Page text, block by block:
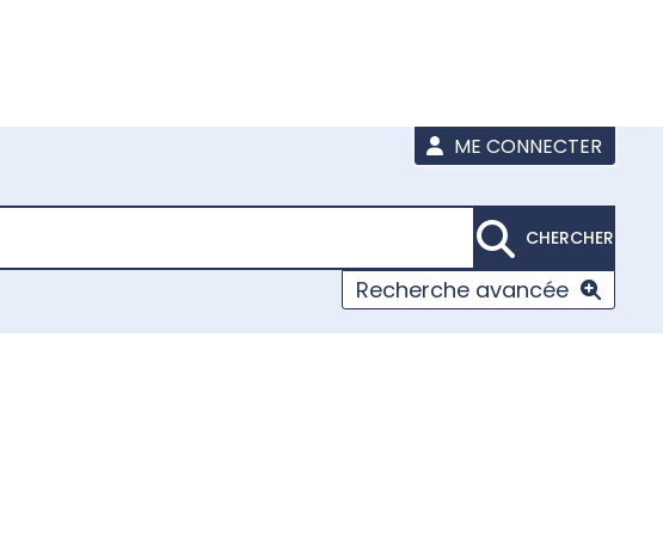
ME CONNECTER
CHERCHER
Recherche avancée